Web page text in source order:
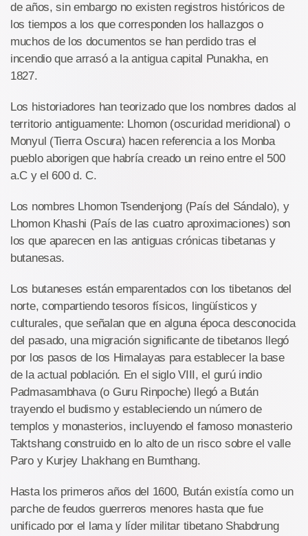
de años, sin embargo no existen registros históricos de
los tiempos a los que corresponden los hallazgos o
muchos de los documentos se han perdido tras el
incendio que arrasó a la antigua capital Punakha, en
1827.
Los historiadores han teorizado que los nombres dados al
territorio antiguamente: Lhomon (oscuridad meridional) o
Monyul (Tierra Oscura) hacen referencia a los Monba
pueblo aborigen que habría creado un reino entre el 500
a.C y el 600 d. C.
Los nombres Lhomon Tsendenjong (País del Sándalo), y
Lhomon Khashi (País de las cuatro aproximaciones) son
los que aparecen en las antiguas crónicas tibetanas y
butanesas.
Los butaneses están emparentados con los tibetanos del
norte, compartiendo tesoros físicos, lingüísticos y
culturales, que señalan que en alguna época desconocida
del pasado, una migración significante de tibetanos llegó
por los pasos de los Himalayas para establecer la base
de la actual población. En el siglo VIII, el gurú indio
Padmasambhava (o Guru Rinpoche) llegó a Bután
trayendo el budismo y estableciendo un número de
templos y monasterios, incluyendo el famoso monasterio
Taktshang construido en lo alto de un risco sobre el valle
Paro y Kurjey Lhakhang en Bumthang.
Hasta los primeros años del 1600, Bután existía como un
parche de feudos guerreros menores hasta que fue
unificado por el lama y líder militar tibetano Shabdrung